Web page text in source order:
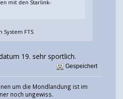
mit den Starlink-
System FTS
19. sehr sportlich.
Gespeichert
um die Mondlandung ist im
noch ungewiss.